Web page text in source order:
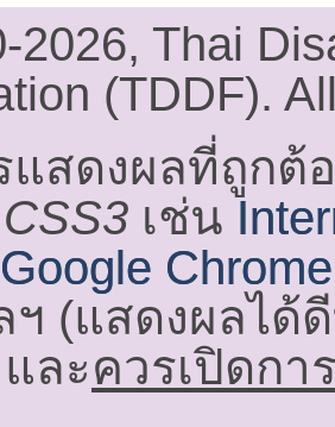
2026, Thai
(TDDF).
แสดงผลที่ถูกต้
เช่น
Google
ฯ (แสดงผลได้
ละควรเปิดกา